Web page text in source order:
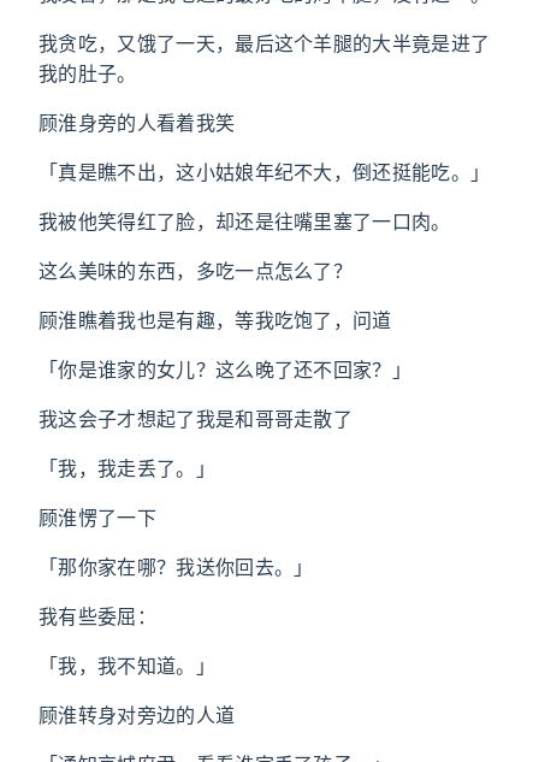
我贪吃，又饿了一天，最后这个羊腿的大半竟是进了
我的肚子。
顾淮身旁的人看着我笑
「真是瞧不出，这小姑娘年纪不大，倒还挺能吃。」
我被他笑得红了脸，却还是往嘴里塞了一口肉。
这么美味的东西，多吃一点怎么了？
顾淮瞧着我也是有趣，等我吃饱了，问道
「你是谁家的女儿？这么晚了还不回家？」
我这会子才想起了我是和哥哥走散了
「我，我走丢了。」
顾淮愣了一下
「那你家在哪？我送你回去。」
我有些委屈：
「我，我不知道。」
顾淮转身对旁边的人道